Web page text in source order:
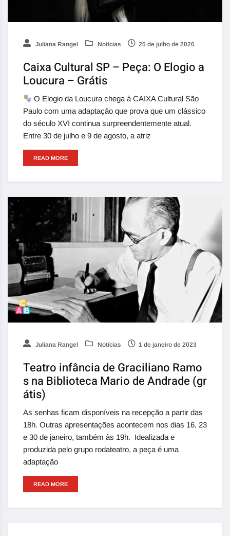
Juliana Rangel Notícias 25 de julho de 2026
Caixa Cultural SP – Peça: O Elogio a
Loucura – Grátis
O Elogio da Loucura chega à CAIXA Cultural São
Paulo com uma adaptação que prova que um clássico
do século XVI continua surpreendentemente atual.
Entre 30 de julho e 9 de agosto, a atriz
READ MORE
Juliana Rangel Notícias 1 de janeiro de 2023
Teatro infância de Graciliano Ramo
s na Biblioteca Mario de Andrade (gr
átis)
As senhas ficam disponíveis na recepção a partir das
18h. Outras apresentações acontecem nos dias 16, 23
e 30 de janeiro, também às 19h. Idealizada e
produzida pelo grupo rodateatro, a peça é uma
adaptação
READ MORE